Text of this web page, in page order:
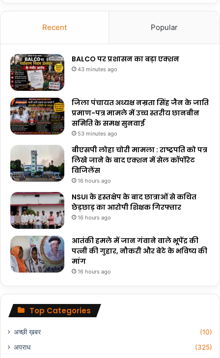
Recent Popular
BALCO पर प्रशासन का बड़ा एक्शन
43 minutes ago
जिला पंचायत अध्यक्ष नम्रता सिंह जैन के जाति
प्रमाण-पत्र मामले में उच्च स्तरीय छानबीन
समिति के समक्ष सुनवाई
53 minutes ago
बीएसपी लोहा चोरी मामला : राष्ट्रपति को पत्र
लिखे जाने के बाद एक्शन में सेल कॉर्पोरेट
विजिलेंस
16 hours ago
NSUI के हस्तक्षेप के बाद छात्राओं से कथित
छेड़छाड़ का आरोपी शिक्षक गिरफ्तार
16 hours ago
आतंकी हमले में जान गंवाने वाले भूपेंद्र की
पत्नी की गुहार, नौकरी और बेटे के भविष्य की
मांग
16 hours ago
Top Categories
अच्छी ख़बर
(10)
अपराध
(325)